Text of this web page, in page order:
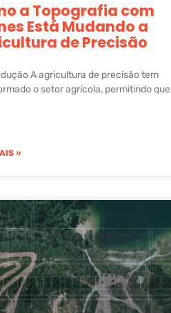
a Topografia com
Está Mudando a
de Precisão
A agricultura de precisão tem
o setor agrícola, permitindo que
»